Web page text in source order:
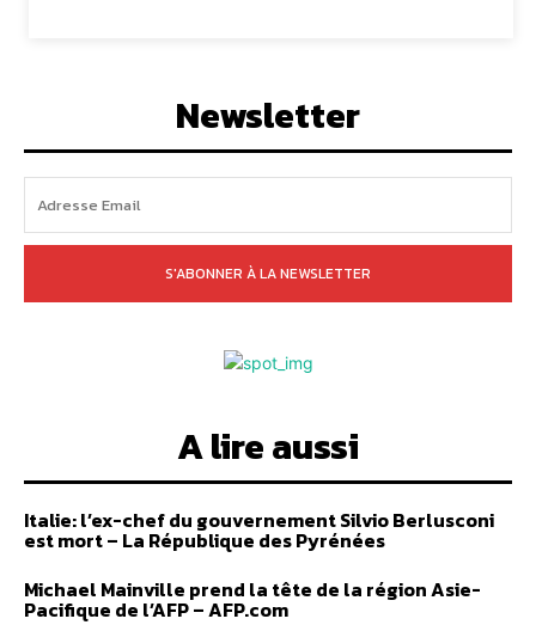
Newsletter
S'ABONNER À LA NEWSLETTER
A lire aussi
Italie: l’ex-chef du gouvernement Silvio Berlusconi
est mort – La République des Pyrénées
Michael Mainville prend la tête de la région Asie-
Pacifique de l’AFP – AFP.com